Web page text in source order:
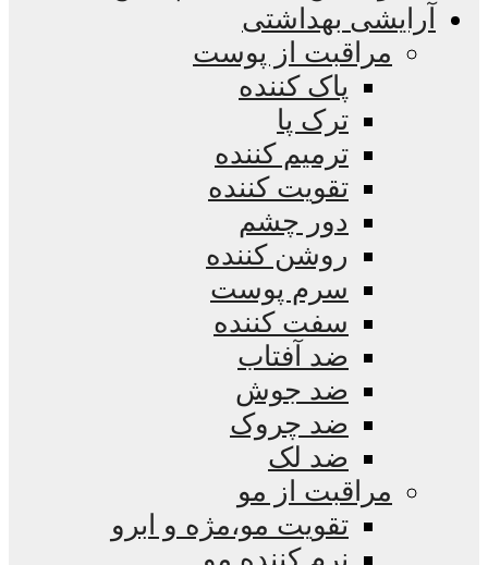
آرایشی بهداشتی
مراقبت از پوست
پاک کننده
ترک پا
ترمیم کننده
تقویت کننده
دور چشم
روشن کننده
سرم پوست
سفت کننده
ضد آفتاب
ضد جوش
ضد چروک
ضد لک
مراقبت از مو
تقویت مو،مژه و ابرو